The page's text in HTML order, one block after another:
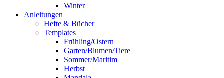
Winter
Anleitungen
Hefte & Bücher
Templates
Frühling/Ostern
Garten/Blumen/Tiere
Sommer/Maritim
Herbst